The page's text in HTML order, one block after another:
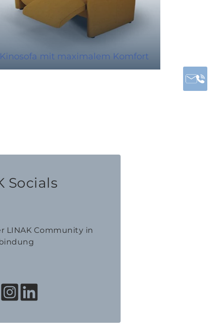
Kinosofa mit maximalem Komfort
Socials
LINAK Community in